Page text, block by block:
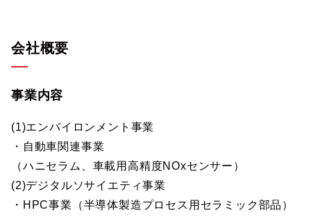
会社概要
事業内容
(1)エンバイロンメント事業
・自動車関連事業
（ハニセラム、車載用高精度NOxセンサー）
(2)デジタルソサイエティ事業
・HPC事業（半導体製造プロセス用セラミック部品）